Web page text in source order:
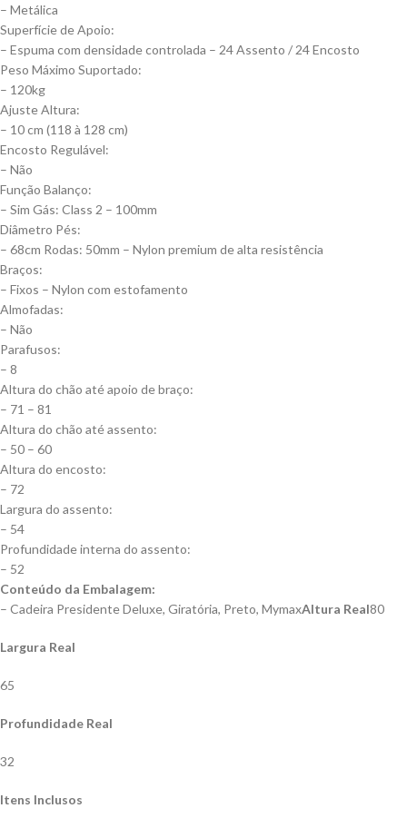
– Metálica
Superfície de Apoio:
– Espuma com densidade controlada – 24 Assento / 24 Encosto
Peso Máximo Suportado:
– 120kg
Ajuste Altura:
– 10 cm (118 à 128 cm)
Encosto Regulável:
– Não
Função Balanço:
– Sim Gás: Class 2 – 100mm
Diâmetro Pés:
– 68cm Rodas: 50mm – Nylon premium de alta resistência
Braços:
– Fixos – Nylon com estofamento
Almofadas:
– Não
Parafusos:
– 8
Altura do chão até apoio de braço:
– 71 – 81
Altura do chão até assento:
– 50 – 60
Altura do encosto:
– 72
Largura do assento:
– 54
Profundidade interna do assento:
– 52
Conteúdo da Embalagem:
– Cadeira Presidente Deluxe, Giratória, Preto, MymaxAltura Real80
Largura Real
65
Profundidade Real
32
Itens Inclusos